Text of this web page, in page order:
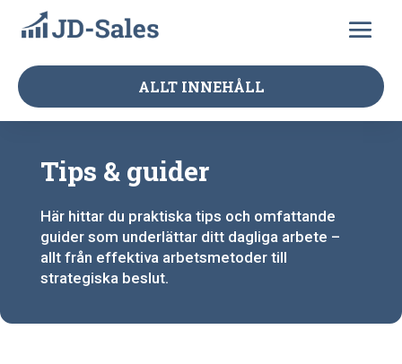
ALLT INNEHÅLL
Tips & guider
Här hittar du praktiska tips och omfattande
guider som underlättar ditt dagliga arbete –
allt från effektiva arbetsmetoder till
strategiska beslut.